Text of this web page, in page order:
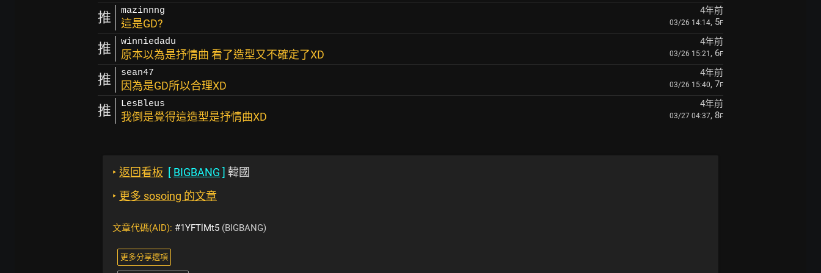
推 mazinnng 4年前
這是GD? 03/26 14:14, 5F
推 winniedadu 4年前
原本以為是抒情曲 看了造型又不確定了XD 03/26 15:21 , 6F
推 sean47 4年前
因為是GD所以合理XD 03/26 15:40, 7F
推 LesBleus 4年前
我倒是覺得這造型是抒情曲XD 03/27 04:37, 8F
‣ 返回看板 [ BIGBANG ] 韓國
‣ 更多 sosoing 的文章
文章代碼(AID): #1YFTlMt5 (BIGBANG)
更多分享選項